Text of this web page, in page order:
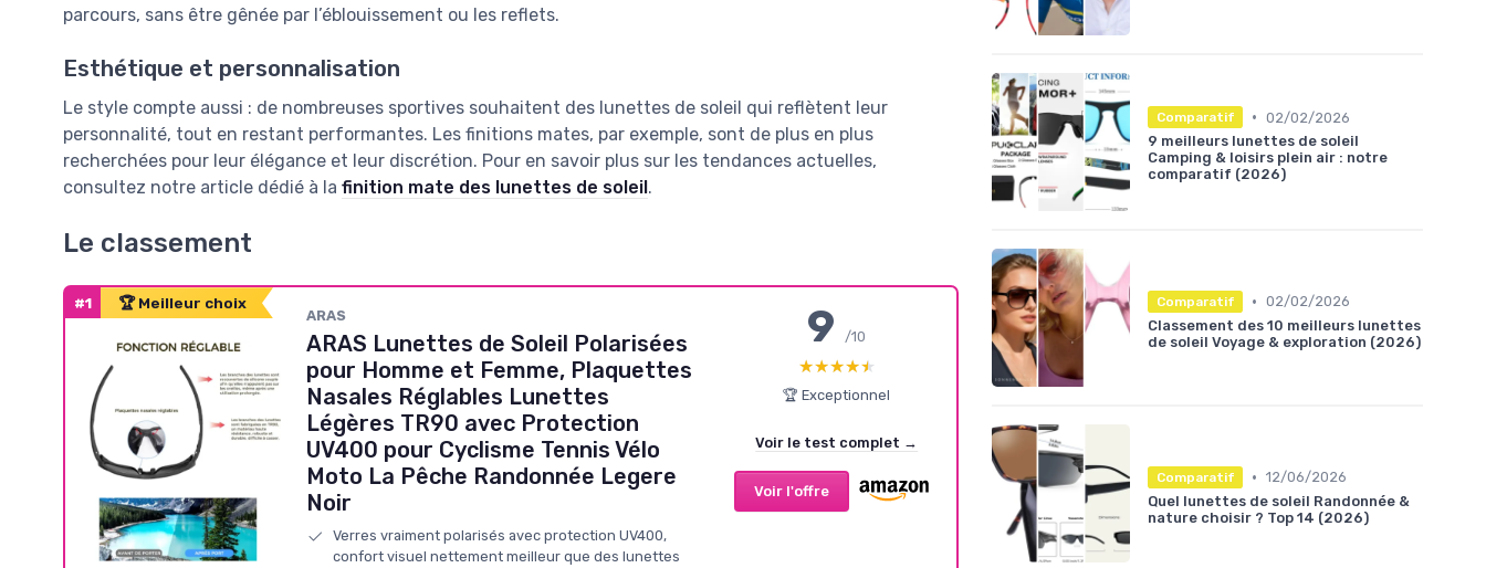
parcours, sans être gênée par l’éblouissement ou les reflets.
Esthétique et personnalisation
Le style compte aussi : de nombreuses sportives souhaitent des lunettes de soleil qui reflètent leur
personnalité, tout en restant performantes. Les finitions mates, par exemple, sont de plus en plus
recherchées pour leur élégance et leur discrétion. Pour en savoir plus sur les tendances actuelles,
consultez notre article dédié à la finition mate des lunettes de soleil .
Le classement
#1 🏆 Meilleur choix
ARAS
ARAS Lunettes de Soleil Polarisées
pour Homme et Femme, Plaquettes
Nasales Réglables Lunettes
Légères TR90 avec Protection
UV400 pour Cyclisme Tennis Vélo
Moto La Pêche Randonnée Legere
Noir
Verres vraiment polarisés avec protection UV400,
confort visuel nettement meilleur que des lunettes
9/10
★★★★★
★★★★★
🏆 Exceptionnel
Voir le test complet →
Voir l'offre
Comparatif • 02/02/2026
9 meilleurs lunettes de soleil
Camping & loisirs plein air : notre
comparatif (2026)
Comparatif • 02/02/2026
Classement des 10 meilleurs lunettes
de soleil Voyage & exploration (2026)
Comparatif • 12/06/2026
Quel lunettes de soleil Randonnée &
nature choisir ? Top 14 (2026)